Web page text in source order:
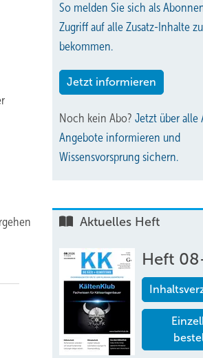
So melden Sie sich als
Zugriff auf alle Zusatz-Inhalte zu
bekommen.
Jetzt informieren
Noch kein Abo? Jetzt über alle
Angebote informieren und
Wissensvorsprung sichern.
Aktuelles Heft
Heft